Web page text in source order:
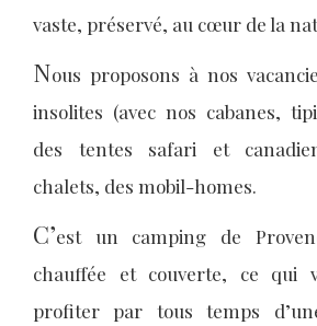
vaste, préservé, au cœur de la
Nous proposons à nos
insolites (avec nos cabanes,
des tentes safari et
chalets, des mobil-homes.
C’est un camping de
chauffée et couverte, ce qui
profiter par tous temps